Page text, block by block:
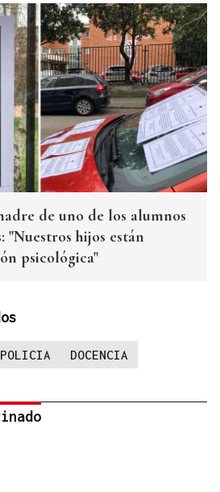
de uno de los alumnos
"Nuestros hijos están
psicológica"
POLICIA DOCENCIA